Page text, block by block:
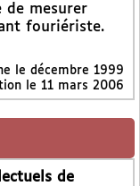
de mesurer
fouriériste.
le décembre 1999
le 11 mars 2006
de